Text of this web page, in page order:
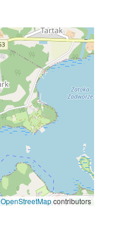
OpenStreetMapcontributors